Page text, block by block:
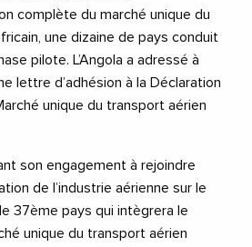
complète du marché unique du
une dizaine de pays conduit
pilote. L’Angola a adressé à
lettre d’adhésion à la Déclaration
unique du transport aérien
son engagement à rejoindre
de l’industrie aérienne sur le
37ème pays qui intègrera le
unique du transport aérien